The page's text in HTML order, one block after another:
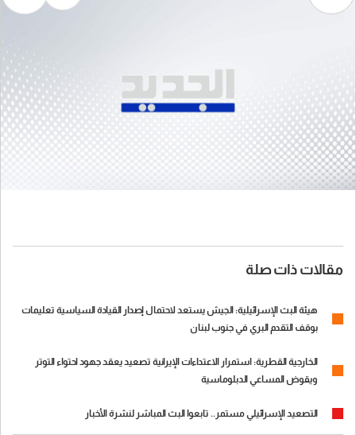
مقالات ذات صلة
هيئة البث الإسرائيلية: الجيش يستعد لاحتمال إصدار القيادة السياسية تعليمات
بوقف التقدم البري في جنوب لبنان
الخارجية القطرية: استمرار الاعتداءات الإيرانية تصعيد يعقد جهود احتواء التوتر
ويقوض المساعي الدبلوماسية
التصعيد الإسرائيلي مستمر.. تابعوا البث المباشر لنشرة الأخبار